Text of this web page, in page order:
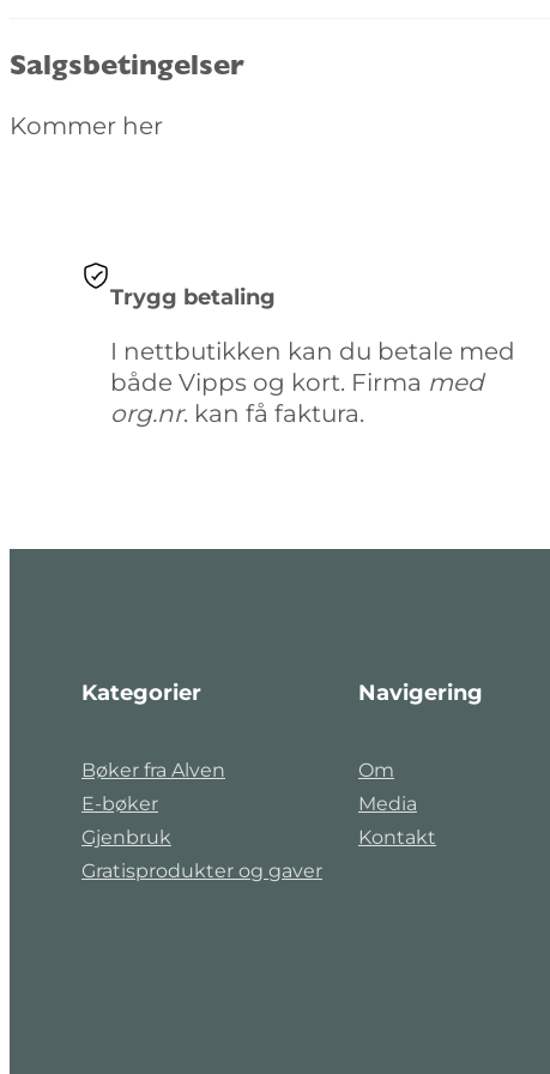
Salgsbetingelser
Kommer her
Trygg betaling
I nettbutikken kan du betale med
både Vipps og kort. Firma med
org.nr. kan få faktura.
Kategorier
Bøker fra Alven
E-bøker
Gjenbruk
Gratisprodukter og gaver
Navigering
Om
Media
Kontakt